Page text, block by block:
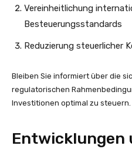
Vereinheitlichung
Besteuerungsstandards
Reduzierung steuerlicher
Bleiben Sie informiert über die
regulatorischen
Investitionen optimal zu steuern.
Entwicklungen